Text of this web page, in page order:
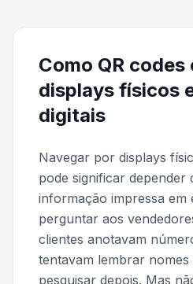
Como QR
displays físicos
digitais
Navegar por displays
pode significar depender
informação impressa em
perguntar aos
clientes anotavam
tentavam lembrar
pesquisar depois. Mas